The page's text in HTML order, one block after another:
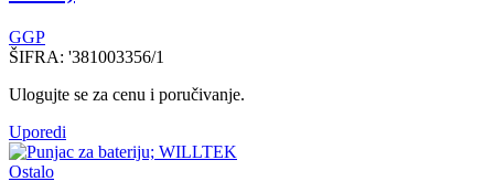
GGP
ŠIFRA: '381003356/1
Ulogujte se za cenu i poručivanje.
Uporedi
Ostalo